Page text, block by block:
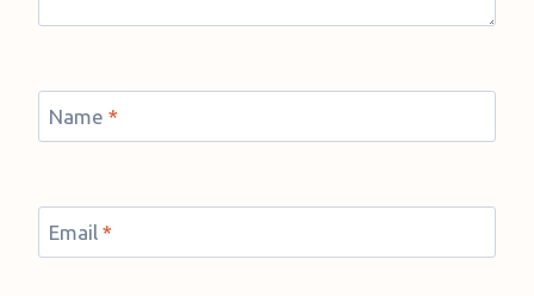
Name *
Email *